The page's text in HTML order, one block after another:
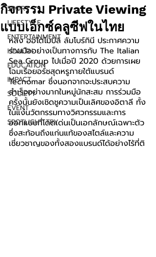
SPORT
LIFESTYLE
ENTERTAINMENT
HEALTH
EDUCATION
IMPACT
SOCIETY
EVENT
SPOTLIGHT TRY
กิจกรรม Private Viewing
แบบเอ็กซ์คลูซีฟในไทย
หลัง ออโตโมบิลิ ลัมโบร์กินี ประกาศความ
ร่วมมืออย่างเป็นทางการกับ The Italian
Sea Group ไปเมื่อปี 2020 ด้วยการเผย
โฉมเรือยอร์ชสุดหรูภายใต้แบรนด์
Tecnomar ซึ่งนอกจากจะประสบความ
สำเร็จอย่างมากในหมู่นักสะสม การร่วมมือ
ครั้งนั้นยังเชิดชูความเป็นเลิศของอิตาลี ทั้ง
ในแง่นวัตกรรมทางวิศวกรรมและการ
ออกแบบที่โดดเด่นเป็นเอกลักษณ์เฉพาะตัว
ซึ่งสะท้อนถึงแก่นแท้ของสไตล์และความ
เชี่ยวชาญของทั้งสองแบรนด์ได้อย่างไร้ที่ติ